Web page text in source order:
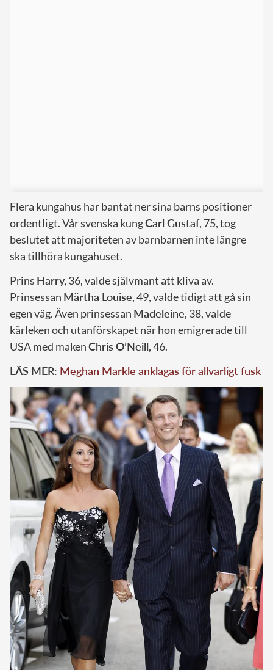
Flera kungahus har bantat ner sina barns positioner
ordentligt. Vår svenska kungCarl Gustaf, 75, tog
beslutet att majoriteten av barnbarnen inte längre
ska tillhöra kungahuset.
Prins Harry, 36, valde självmant att kliva av.
Prinsessan Märtha Louise, 49, valde tidigt att gå sin
egen väg. Även prinsessan Madeleine, 38, valde
kärleken och utanförskapet när hon emigrerade till
USA med makenChris O’Neill, 46.
LÄS MER: Meghan Markle anklagas för allvarligt fusk